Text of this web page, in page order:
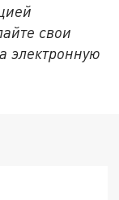
свои
электронную